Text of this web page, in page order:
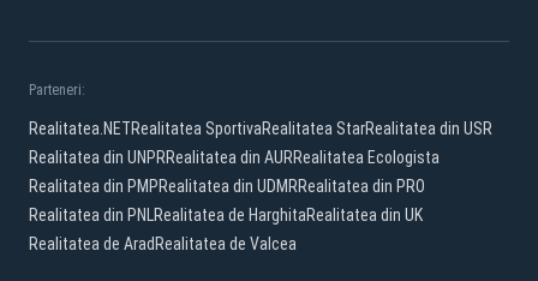
Parteneri:
Realitatea.NETRealitatea SportivaRealitatea StarRealitatea din USR
Realitatea din UNPRRealitatea din AURRealitatea Ecologista
Realitatea din PMPRealitatea din UDMRRealitatea din PRO
Realitatea din PNLRealitatea de HarghitaRealitatea din UK
Realitatea de Arad Realitatea de Valcea